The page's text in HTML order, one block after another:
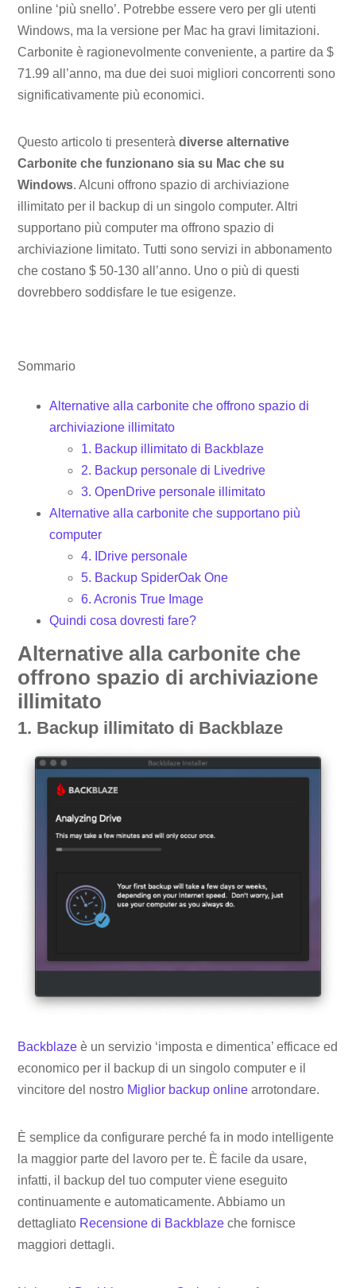
online ‘più snello’. Potrebbe essere vero per gli utenti
Windows, ma la versione per Mac ha gravi limitazioni.
Carbonite è ragionevolmente conveniente, a partire da $
71.99 all’anno, ma due dei suoi migliori concorrenti sono
significativamente più economici.
Questo articolo ti presenteràdiverse alternative
Carbonite che funzionano sia su Mac che su
Windows. Alcuni offrono spazio di archiviazione
illimitato per il backup di un singolo computer. Altri
supportano più computer ma offrono spazio di
archiviazione limitato. Tutti sono servizi in abbonamento
che costano $ 50-130 all’anno. Uno o più di questi
dovrebbero soddisfare le tue esigenze.
Sommario
Alternative alla carbonite che offrono spazio di
archiviazione illimitato
1. Backup illimitato di Backblaze
2. Backup personale di Livedrive
3. OpenDrive personale illimitato
Alternative alla carbonite che supportano più
computer
4. IDrive personale
5. Backup SpiderOak One
6. Acronis True Image
Quindi cosa dovresti fare?
Alternative alla carbonite che
offrono spazio di archiviazione
illimitato
1. Backup illimitato di Backblaze
Backblaze è un servizio ‘imposta e dimentica’ efficace ed
economico per il backup di un singolo computer e il
vincitore del nostro Miglior backup online arrotondare.
È semplice da configurare perché fa in modo intelligente
la maggior parte del lavoro per te. È facile da usare,
infatti, il backup del tuo computer viene eseguito
continuamente e automaticamente. Abbiamo un
dettagliato Recensione di Backblaze che fornisce
maggiori dettagli.